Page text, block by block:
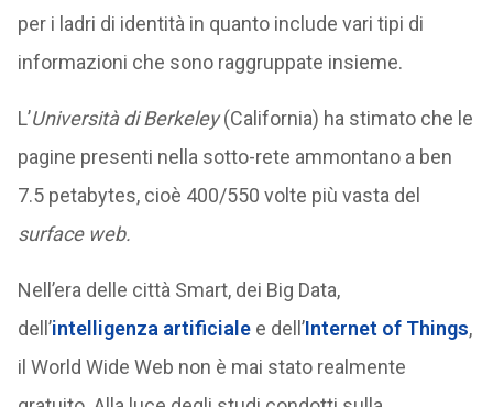
per i ladri di identità in quanto include vari tipi di
informazioni che sono raggruppate insieme.
L’Università di Berkeley(California) ha stimato che le
pagine presenti nella sotto-rete ammontano a ben
7.5 petabytes, cioè 400/550 volte più vasta del
surface web.
Nell’era delle città Smart, dei Big Data,
dell’intelligenza artificialee dell’Internet of Things,
il World Wide Web non è mai stato realmente